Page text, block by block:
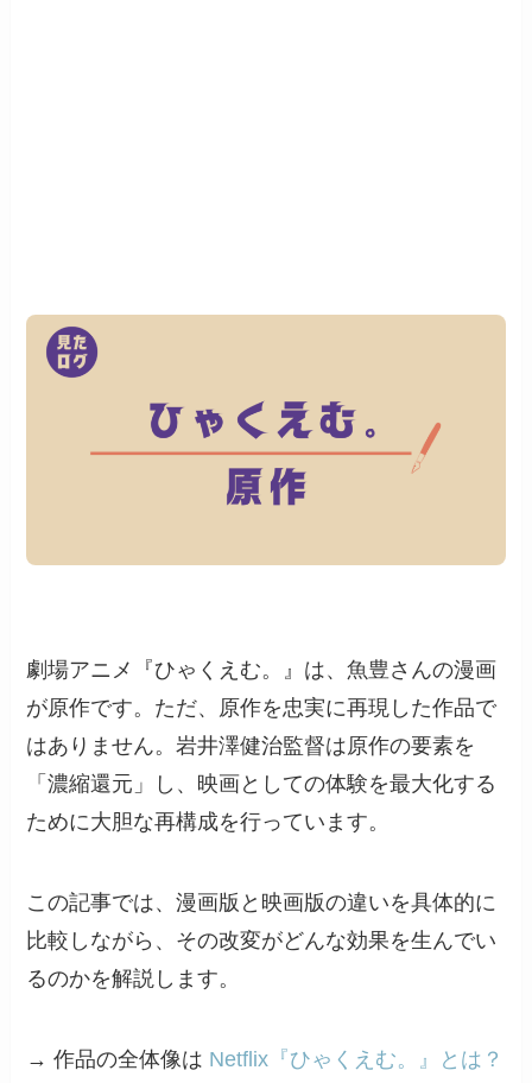
劇場アニメ『ひゃくえむ。』は、魚豊さんの漫画
が原作です。ただ、原作を忠実に再現した作品で
はありません。岩井澤健治監督は原作の要素を
「濃縮還元」し、映画としての体験を最大化する
ために大胆な再構成を行っています。
この記事では、漫画版と映画版の違いを具体的に
比較しながら、その改変がどんな効果を生んでい
るのかを解説します。
→ 作品の全体像は Netflix『ひゃくえむ。』とは？